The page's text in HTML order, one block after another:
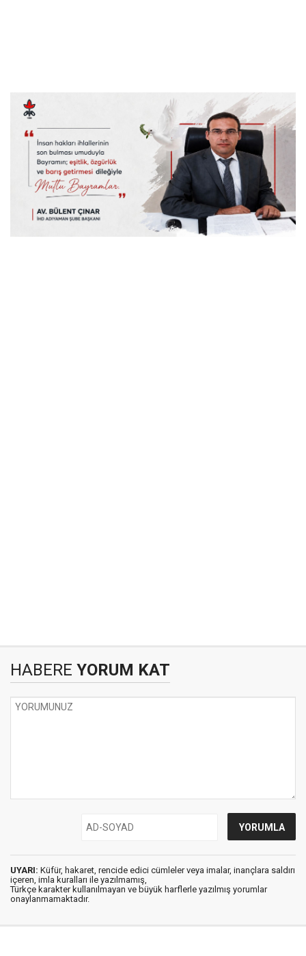
HABERE YORUM KAT
UYARI: Küfür, hakaret, rencide edici cümleler veya imalar, inançlara saldırı
içeren, imla kuralları ile yazılmamış,
Türkçe karakter kullanılmayan ve büyük harflerle yazılmış yorumlar
onaylanmamaktadır.